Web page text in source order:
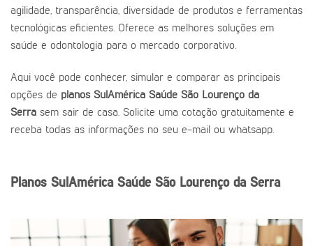
agilidade, transparência, diversidade de produtos e ferramentas
tecnológicas eficientes. Oferece as melhores soluções em
saúde e odontologia para o mercado corporativo.
Aqui você pode conhecer, simular e comparar as principais
opções de planos SulAmérica Saúde São Lourenço da
Serra sem sair de casa. Solicite uma cotação gratuitamente e
receba todas as informações no seu e-mail ou whatsapp.
Planos SulAmérica Saúde São Lourenço da Serra